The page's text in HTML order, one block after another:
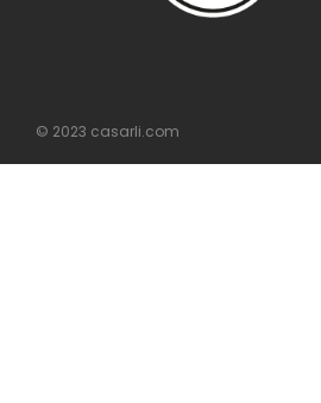
© 2023 casarli.com